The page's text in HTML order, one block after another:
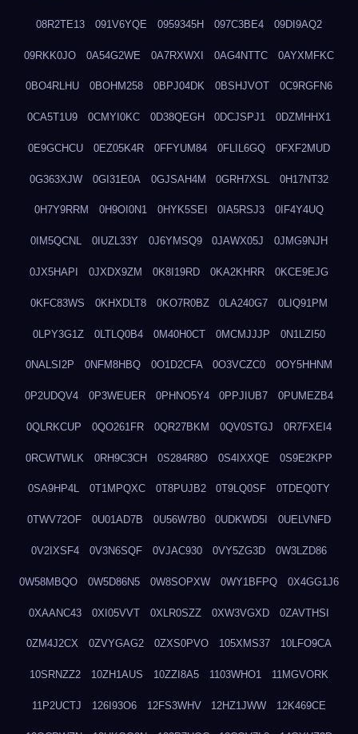
08R2TE13 091V6YQE 0959345H 097C3BE4 09DI9AQ2
09RKK0JO 0A54G2WE 0A7RXWXI 0AG4NTTC 0AYXMFKC
0BO4RLHU 0BOHM258 0BPJ04DK 0BSHJVOT 0C9RGFN6
0CA5T1U9 0CMYI0KC 0D38QEGH 0DCJSPJ1 0DZMHHX1
0E9GCHCU 0EZ05K4R 0FFYUM84 0FLIL6GQ 0FXF2MUD
0G363XJW 0GI31E0A 0GJSAH4M 0GRH7XSL 0H17NT32
0H7Y9RRM 0H9OI0N1 0HYK5SEI 0IA5RSJ3 0IF4Y4UQ
0IM5QCNL 0IUZL33Y 0J6YMSQ9 0JAWX05J 0JMG9NJH
0JX5HAPI 0JXDX9ZM 0K8I19RD 0KA2KHRR 0KCE9EJG
0KFC83WS 0KHXDLT8 0KO7R0BZ 0LA240G7 0LIQ91PM
0LPY3G1Z 0LTLQ0B4 0M40H0CT 0MCMJJJP 0N1LZI50
0NALSI2P 0NFM8HBQ 0O1D2CFA 0O3VCZC0 0OY5HHNM
0P2UDQV4 0P3WEUER 0PHNO5Y4 0PPJIUB7 0PUMEZB4
0QLRKCUP 0QO261FR 0QR27BKM 0QV0STGJ 0R7FXEI4
0RCWTWLK 0RH9C3CH 0S284R8O 0S4IXXQE 0S9E2KPP
0SA9HP4L 0T1MPQXC 0T8PUJB2 0T9LQ0SF 0TDEQ0TY
0TWV72OF 0U01AD7B 0U56W7B0 0UDKWD5I 0UELVNFD
0V2IXSF4 0V3N6SQF 0VJAC930 0VY5ZG3D 0W3LZD86
0W58MBQO 0W5D86N5 0W8SOPXW 0WY1BFPQ 0X4GG1J6
0XAANC43 0XI05VVT 0XLR0SZZ 0XW3VGXD 0ZAVTHSI
0ZM4J2CX 0ZVYGAG2 0ZXS0PVO 105XMS37 10LFO9CA
10SRNZZ2 10ZH1AUS 10ZZI8A5 1103WHO1 11MGVORK
11P2UCTJ 126I93O6 12FS3WHV 12HZ1JWW 12K469CE